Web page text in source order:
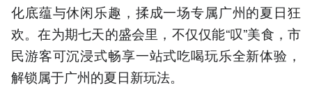
化底蕴与休闲乐趣，揉成一场专属广州的夏日狂
欢。在为期七天的盛会里，不仅仅能“叹”美食，市
民游客可沉浸式畅享一站式吃喝玩乐全新体验，
解锁属于广州的夏日新玩法。